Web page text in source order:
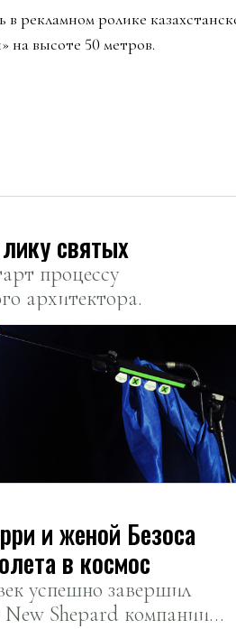
рекламном ролике
на высоте 50 метров.
святых
процессу
архитектора.
и женой Безоса
в космос
успешно завершил
New Shepard компании